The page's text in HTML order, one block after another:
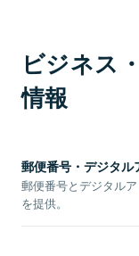
ビジネス
情報
郵便番号・デジタル
郵便番号とデジタル
を提供。